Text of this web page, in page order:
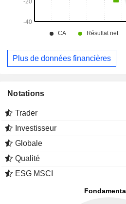
Plus de données financières
Notations
Trader
Investisseur
Globale
Qualité
ESG MSCI